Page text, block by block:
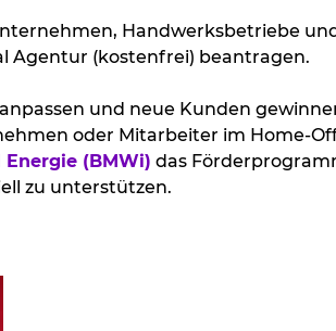
Handwerksbetriebe
Agentur (kostenfrei) beantragen.
und neue Kunden
oder Mitarbeiter im Home-
(BMWi) das
zu unterstützen.